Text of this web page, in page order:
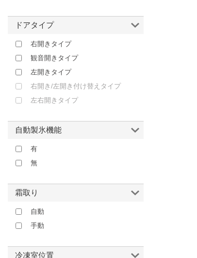
ドアタイプ
右開きタイプ
観音開きタイプ
左開きタイプ
右開き/左開き付け替えタイプ
左右開きタイプ
自動製氷機能
有
無
霜取り
自動
手動
冷凍室位置